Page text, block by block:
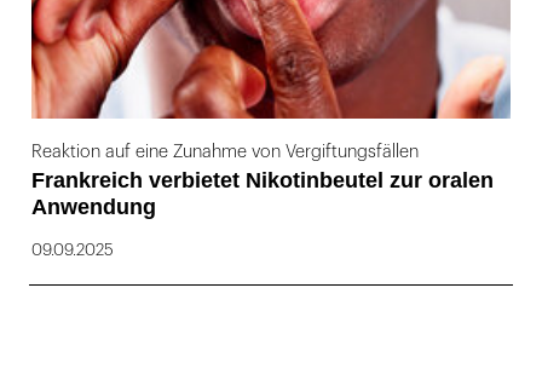
Reaktion auf eine Zunahme von Vergiftungsfällen
Frankreich verbietet Nikotinbeutel zur oralen
Anwendung
09.09.2025